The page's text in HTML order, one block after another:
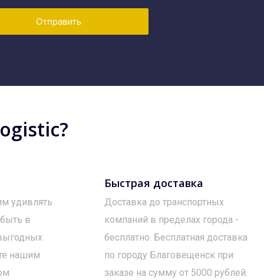
Отправить
удивлять
в
нашим
Быстрая доставка
Доставка до транспортных
компаний в пределах города -
бесплатно. Бесплатная доставка
по городу Благовещенск при
заказе на сумму от 5000 рублей.